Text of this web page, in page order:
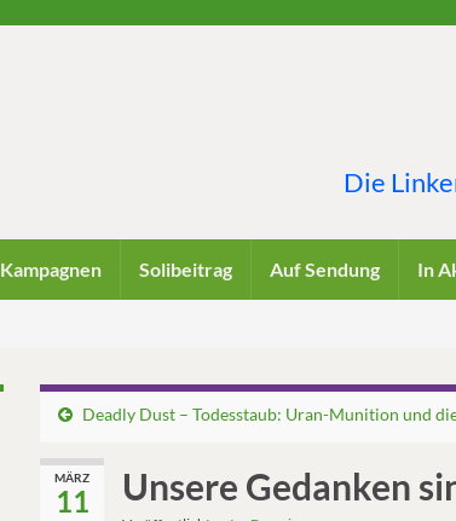
Die
Kampagnen Solibeitrag Auf Sendung In
Deadly Dust – Todesstaub: Uran-Munition und
MÄRZ
11 Unsere Gedanken